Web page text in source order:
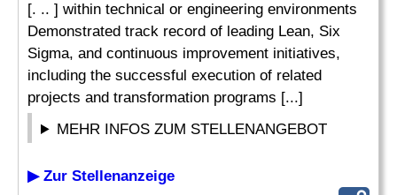
[. .. ] within technical or engineering environments
Demonstrated track record of leading Lean, Six
Sigma, and continuous improvement initiatives,
including the successful execution of related
projects and transformation programs [...]
MEHR INFOS ZUM STELLENANGEBOT
▶ Zur Stellenanzeige